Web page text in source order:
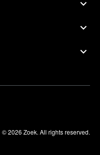
© 2026 Zoek. All rights reserved.